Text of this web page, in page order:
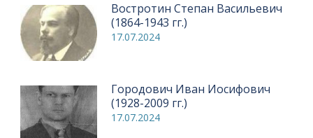
Востротин Степан Васильевич
(1864-1943 гг.)
17.07.2024
Городович Иван Иосифович
(1928-2009 гг.)
17.07.2024